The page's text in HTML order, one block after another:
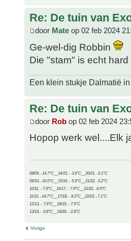
Re: De tuin van
door Mate op 02 feb 2024
Ge-wel-dig Robbin
Die "stam" is echt
Een klein stukje Dalmatië
Re: De tuin van
door Rob op 02 feb 2024
Hopop werk wel....Elk
08/09, -14.7°C__14/15, - 3.6°C__20/21, -9.1°C
09/10, -10.0°C__15/16, - 5.9°C__21/22, -5.2°C
10/11, - 7.9°C__16/17, - 7.9°C__21/22, -6.9°C
11/12, -14.7°C__17/18, - 8.3°C__22/23, -7.1°C
12/13, - 7.9°C__18/19, - 7.5°C
13/14, - 0.8°C__19/20, - 2.8°C
Vorige